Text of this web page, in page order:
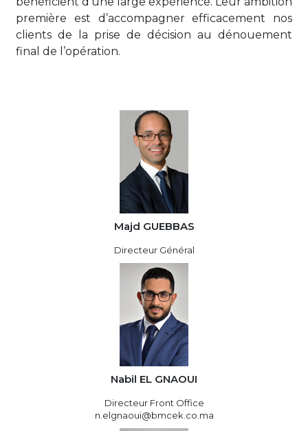
première est d’accompagner efficacement nos
clients de la prise de décision au dénouement
final de l’opération.
Majd GUEBBAS
Directeur Général
Nabil EL GNAOUI
Directeur Front Office
n.elgnaoui@bmcek.co.ma